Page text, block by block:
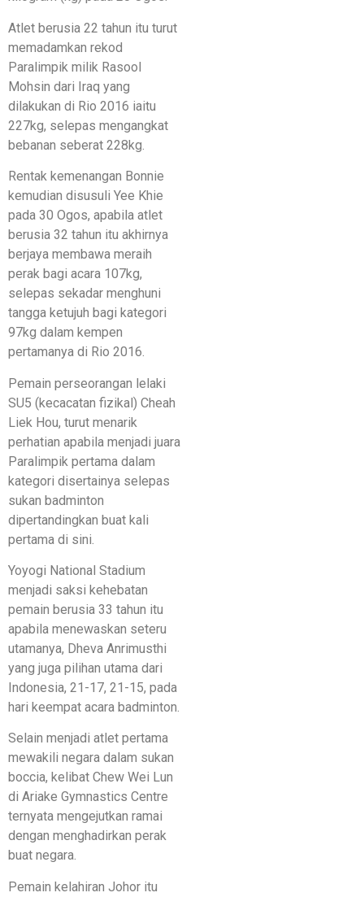
Atlet berusia 22 tahun itu turut
memadamkan rekod
Paralimpik milik Rasool
Mohsin dari Iraq yang
dilakukan di Rio 2016 iaitu
227kg, selepas mengangkat
bebanan seberat 228kg.
Rentak kemenangan Bonnie
kemudian disusuli Yee Khie
pada 30 Ogos, apabila atlet
berusia 32 tahun itu akhirnya
berjaya membawa meraih
perak bagi acara 107kg,
selepas sekadar menghuni
tangga ketujuh bagi kategori
97kg dalam kempen
pertamanya di Rio 2016.
Pemain perseorangan lelaki
SU5 (kecacatan fizikal) Cheah
Liek Hou, turut menarik
perhatian apabila menjadi juara
Paralimpik pertama dalam
kategori disertainya selepas
sukan badminton
dipertandingkan buat kali
pertama di sini.
Yoyogi National Stadium
menjadi saksi kehebatan
pemain berusia 33 tahun itu
apabila menewaskan seteru
utamanya, Dheva Anrimusthi
yang juga pilihan utama dari
Indonesia, 21-17, 21-15, pada
hari keempat acara badminton.
Selain menjadi atlet pertama
mewakili negara dalam sukan
boccia, kelibat Chew Wei Lun
di Ariake Gymnastics Centre
ternyata mengejutkan ramai
dengan menghadirkan perak
buat negara.
Pemain kelahiran Johor itu